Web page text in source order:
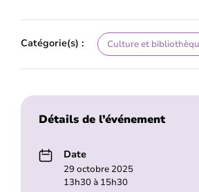
Catégorie(s) : Culture et
Détails de l’événement
Date
29 octobre 2025
13h30 à 15h30